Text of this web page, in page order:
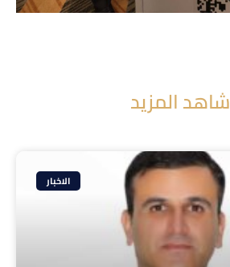
شاهد المزيد
الاخبار